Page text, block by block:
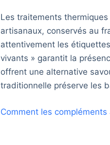
Les traitements
artisanaux, conservés au
attentivement les
vivants » garantit la
offrent une alternative
traditionnelle préserve les
Comment les